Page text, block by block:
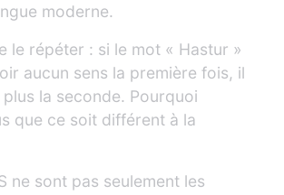
moderne.
le répéter : si le mot « Hastur »
aucun sens la première fois, il
plus la seconde. Pourquoi
que ce soit différent à la
ne sont pas seulement les